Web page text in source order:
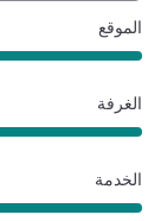
الموقع
الغرفة
الخدمة